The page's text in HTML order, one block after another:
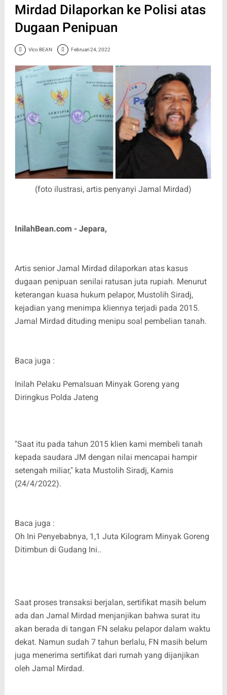
Mirdad Dilaporkan ke Polisi atas
Dugaan Penipuan
Vico BEAN Februari 24, 2022
(foto ilustrasi, artis penyanyi Jamal Mirdad)
InilahBean.com - Jepara,
Artis senior Jamal Mirdad dilaporkan atas kasus
dugaan penipuan senilai ratusan juta rupiah. Menurut
keterangan kuasa hukum pelapor, Mustolih Siradj,
kejadian yang menimpa kliennya terjadi pada 2015.
Jamal Mirdad dituding menipu soal pembelian tanah.
Baca juga :
Inilah Pelaku Pemalsuan Minyak Goreng yang
Diringkus Polda Jateng
"Saat itu pada tahun 2015 klien kami membeli tanah
kepada saudara JM dengan nilai mencapai hampir
setengah miliar," kata Mustolih Siradj, Kamis
(24/4/2022).
Baca juga :
Oh Ini Penyebabnya, 1,1 Juta Kilogram Minyak Goreng
Ditimbun di Gudang Ini..
Saat proses transaksi berjalan, sertifikat masih belum
ada dan Jamal Mirdad menjanjikan bahwa surat itu
akan berada di tangan FN selaku pelapor dalam waktu
dekat. Namun sudah 7 tahun berlalu, FN masih belum
juga menerima sertifikat dari rumah yang dijanjikan
oleh Jamal Mirdad.